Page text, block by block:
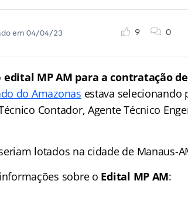
em 04/04/23
9 0
edital MP AM para a contratação
do Amazonas estava selecionando
Contador, Agente Técnico
lotados na cidade de Manaus-
sobre o Edital MP AM: